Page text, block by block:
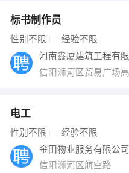
标书制作员
性别不限 经验不限
河南鑫厦建筑工程有
信阳浉河区贸易广场
电工
性别不限 经验不限
金田物业服务有限公司
信阳浉河区航空路